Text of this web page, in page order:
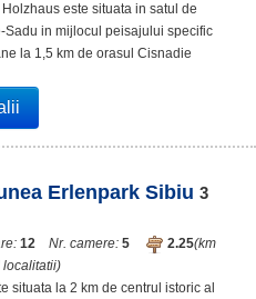
Holzhaus este situata in satul de
Sadu in mijlocul peisajului specific
la 1,5 km de orasul Cisnadie
Erlenpark Sibiu 3
12 Nr. camere: 5 2.25(km
localitatii)
situata la 2 km de centrul istoric al